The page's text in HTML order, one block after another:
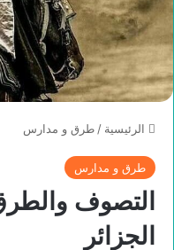
الرئيسية / طرق و مدارس
طرق و مدارس
التصوف
الجزائر